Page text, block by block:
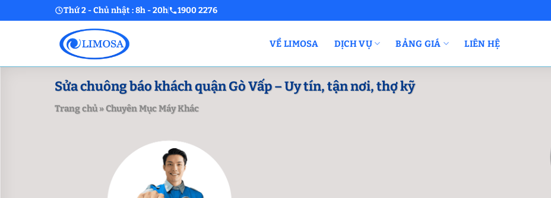
to
Thứ 2 - Chủ nhật : 8h - 20h 1900 2276
VỀ LIMOSA DỊCH VỤ BẢNG GIÁ LIÊN HỆ
Sửa chuông báo khách quận Gò Vấp – Uy tín, tận nơi, thợ kỹ
Trang chủ»Chuyên Mục Máy Khác